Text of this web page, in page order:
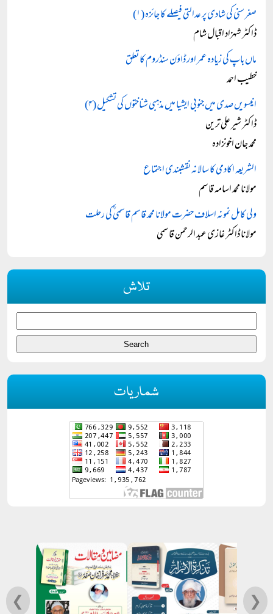
صغر سنی کی شادی پر عدالتی فیصلے کا جائزہ (۱)
ڈاکٹر شہزاد اقبال شام
ماں باپ کی زیادہ عمر اور ڈاؤن سنڈروم کا تعلق
خطیب احمد
انیسویں صدی میں جنوبی ایشیا میں مذہبی شناختوں کی تشکیل (۴)
ڈاکٹر شیر علی ترین
محمد جان اخونزادہ
الشریعہ اکادمی کا سالانہ نقشبندی اجتماع
مولانا محمد اسامہ قاسم
ولی کامل نمونہ اسلاف حضرت مولانا محمد قاسم قاسمی ؒکی رحلت
مولانا ڈاکٹر غازی عبد الرحمن قاسمی
تلاش
شماریات
❮ ❯